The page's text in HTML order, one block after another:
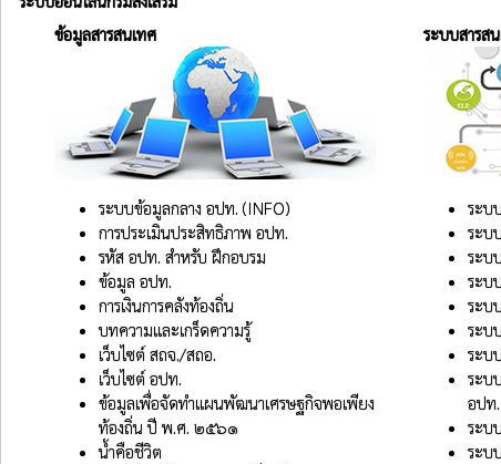
ข้อมูลสารสนเทศ
ระบบข้อมูลกลาง อปท. (INFO)
การประเมินประสิทธิภาพ อปท.
รหัส อปท. สำหรับ ฝึกอบรม
ข้อมูล อปท.
การเงินการคลังท้องถิ่น
บทความและเกร็ดความรู้
เว็บไซต์ สถจ./สถอ.
เว็บไซต์ อปท.
ข้อมูลเพื่อจัดทำแผนพัฒนาเศรษฐกิจพอเพียง
ท้องถิ่น ปี พ.ศ. ๒๕๖๑
น้ำคือชีวิต
ระบบสารส
ระบ
ระบ
ระบ
ระบ
ระบ
ระบ
ระบ
ระบ
อปท.
ระบ
ระบ